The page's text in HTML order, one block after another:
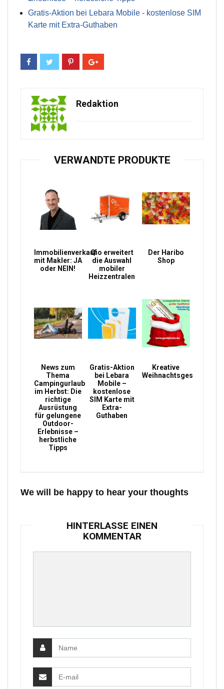
Gratis-Aktion bei Lebara Mobile - kostenlose SIM
Karte mit Extra-Guthaben
Redaktion
VERWANDTE PRODUKTE
Immobilienverkauf
mit Makler: JA
oder NEIN!
Qio erweitert
die Auswahl
mobiler
Heizzentralen
Der Haribo
Shop
News zum
Thema
Campingurlaub
im Herbst: Die
richtige
Ausrüstung
für gelungene
Outdoor-
Erlebnisse –
herbstliche
Tipps
Gratis-Aktion
bei Lebara
Mobile –
kostenlose
SIM Karte mit
Extra-
Guthaben
Kreative
Weihnachtsgeschenke
We will be happy to hear your thoughts
HINTERLASSE EINEN
KOMMENTAR